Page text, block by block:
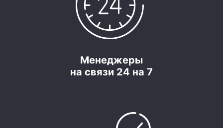
Менеджеры
на связи 24 на 7